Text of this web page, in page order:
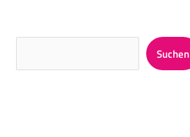
Suchen